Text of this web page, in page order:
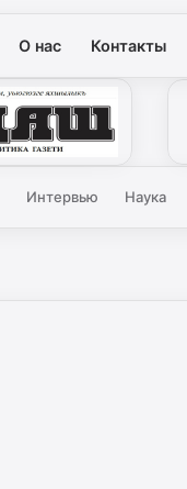
О нас Контакты
Интервью Наука